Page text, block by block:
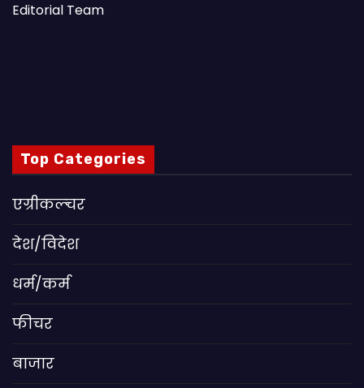
Editorial Team
Top Categories
एग्रीकल्चर
देश/विदेश
धर्म/कर्म
फीचर
बाजार